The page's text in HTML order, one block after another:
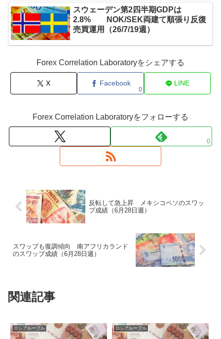
スウェーデン第2四半期GDPは
2.8% NOK/SEK両建て順張り反復
売買運用（26/7/19週）
Forex Correlation Laboratoryをシェアする
X Facebook
0
LINE
Forex Correlation Laboratoryをフォローする
0
反転して急上昇 メキシコペソのスワッ
プ成績（6月28日週）
スワップも復調傾向 南アフリカランド
のスワップ成績（6月28日週）
関連記事
ロシアルーブル ロシアルーブル